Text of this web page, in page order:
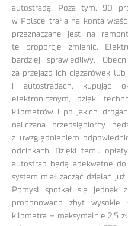
autostradą. Poza tym, 90
w Polsce trafia na konta
przeznaczane jest na
te proporcje zmienić.
bardziej sprawiedliwy.
za przejazd ich ciężarówek
i autostradach, kupując
elektronicznym, dzięki
kilometrów i po jakich
naliczana przedsiębiorcy
z uwzględnieniem
odcinkach. Dzięki temu
autostrad będą adekwatne
system miał zacząć działać
Pomysł spotkał się jednak
proponowano zbyt wysokie
kilometra – maksymalnie 2,5